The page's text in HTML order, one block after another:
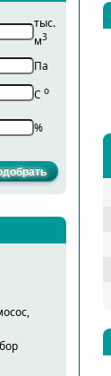
тыс.
м3
Па
С о
%